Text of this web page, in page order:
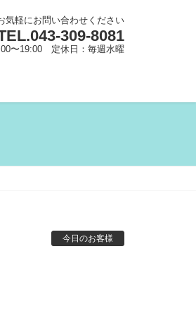
気軽にお問い合わせください
043-309-8081
〜19:00 定休日：毎週水曜
今日のお客様